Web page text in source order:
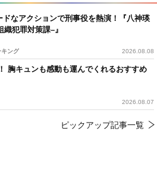
ドなアクションで刑事役を熱演！『八神瑛
犯罪対策課–』
ング 2026.08.08
胸キュンも感動も運んでくれるおすすめ
2026.08.07
ピックアップ記事一覧